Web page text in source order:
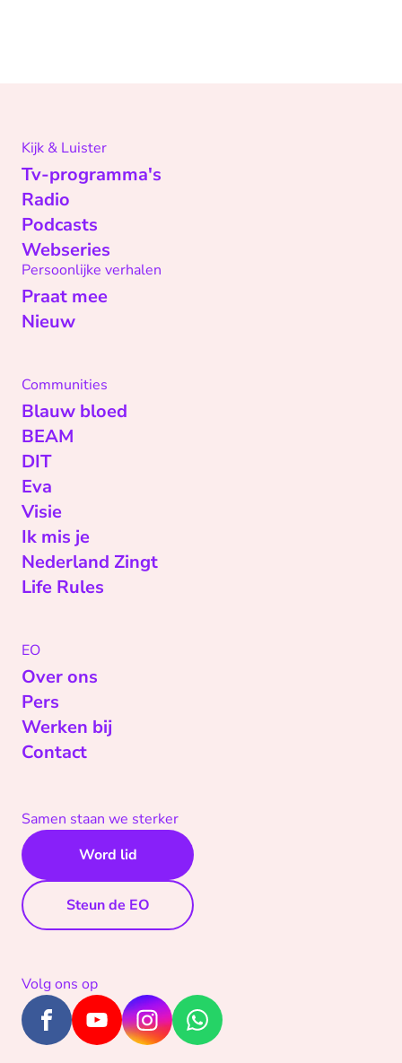
Kijk & Luister
Tv-programma's
Radio
Podcasts
Webseries
Persoonlijke verhalen
Praat mee
Nieuw
Communities
Blauw bloed
BEAM
DIT
Eva
Visie
Ik mis je
Nederland Zingt
Life Rules
EO
Over ons
Pers
Werken bij
Contact
Samen staan we sterker
Word lid
Steun de EO
Volg ons op